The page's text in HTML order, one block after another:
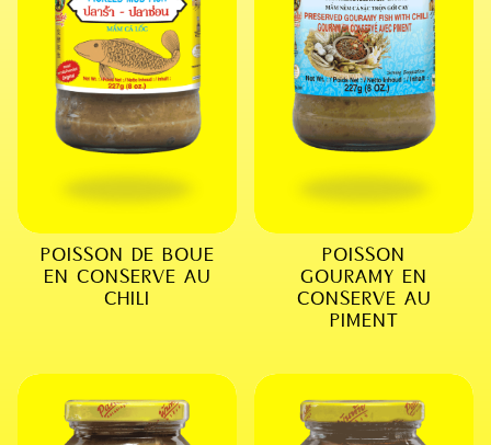
POISSON DE BOUE
EN CONSERVE AU
CHILI
POISSON
GOURAMY EN
CONSERVE AU
PIMENT